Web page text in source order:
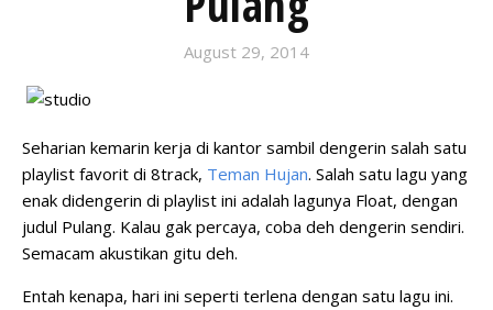
August 29, 2014
Seharian kemarin kerja di kantor sambil dengerin salah satu
playlist favorit di 8track, Teman Hujan. Salah satu lagu yang
enak didengerin di playlist ini adalah lagunya Float, dengan
judul Pulang. Kalau gak percaya, coba deh dengerin sendiri.
Semacam akustikan gitu deh.
Entah kenapa, hari ini seperti terlena dengan satu lagu ini.